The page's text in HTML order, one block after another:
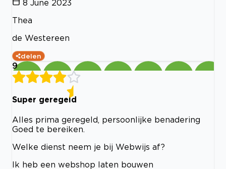
8 June 2023
Thea
de Westereen
delen
9
Super geregeld
Alles prima geregeld, persoonlijke benadering
Goed te bereiken.
Welke dienst neem je bij Webwijs af?
Ik heb een webshop laten bouwen